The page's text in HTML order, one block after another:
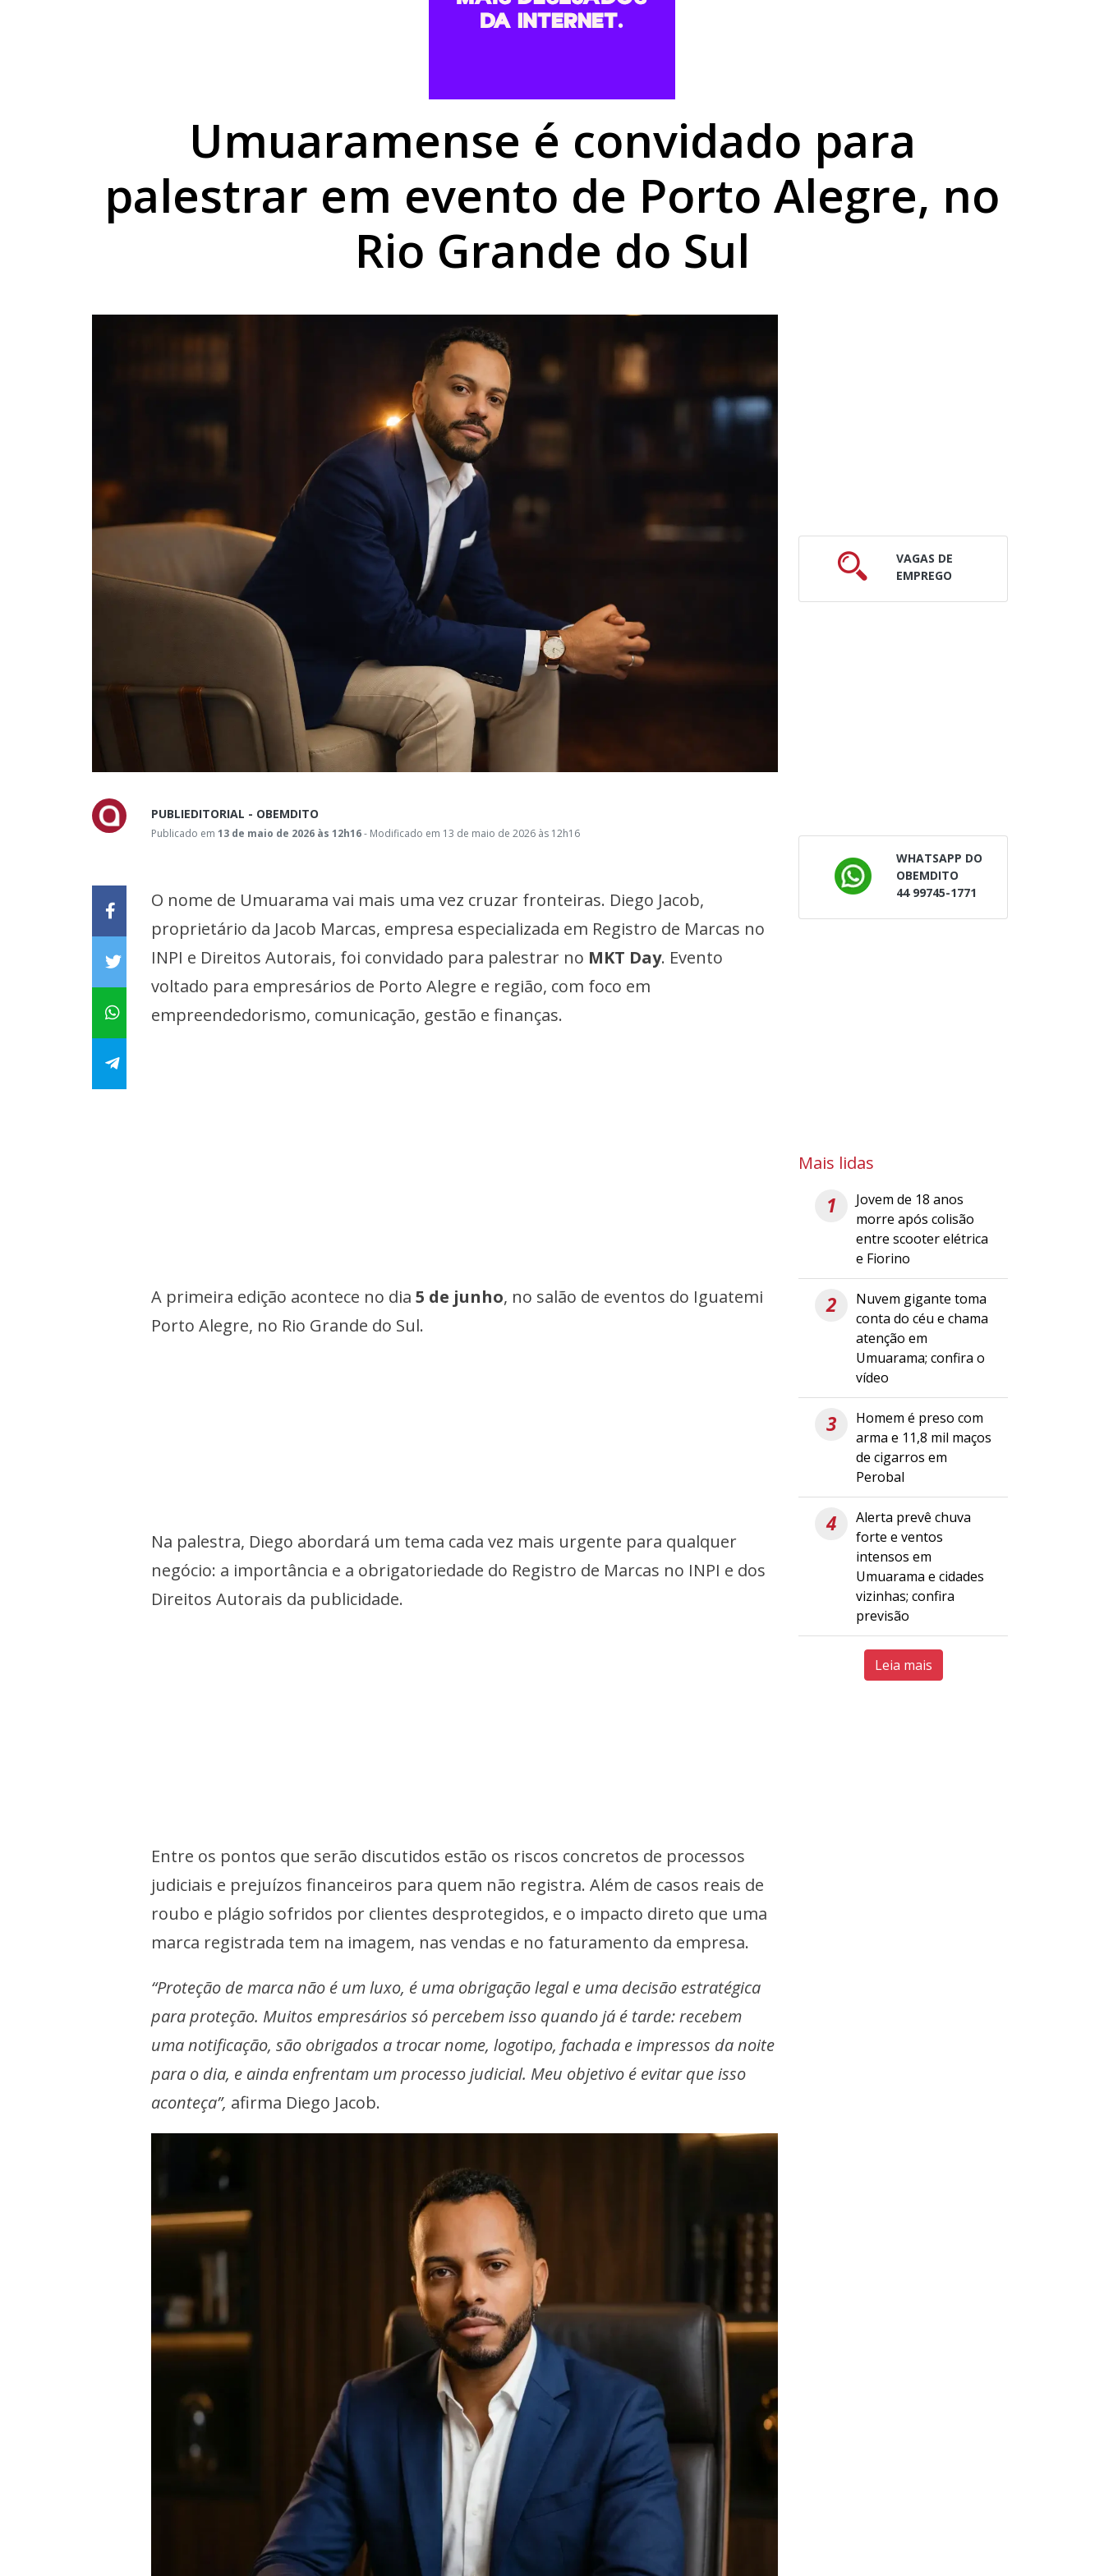
Projeto do TechnoPark garante reconhecimento estadual a Umuarama
Umuaramense é convidado para
palestrar em evento de Porto Alegre, no
Rio Grande do Sul
PUBLIEDITORIAL - OBEMDITO
Publicado em13 de maio de 2026 às 12h16- Modificado em 13 de maio de 2026 às 12h16
O nome de Umuarama vai mais uma vez cruzar fronteiras. Diego Jacob,
proprietário da Jacob Marcas, empresa especializada em Registro de Marcas no
INPI e Direitos Autorais, foi convidado para palestrar no MKT Day. Evento
voltado para empresários de Porto Alegre e região, com foco em
empreendedorismo, comunicação, gestão e finanças.
A primeira edição acontece no dia5 de junho, no salão de eventos do Iguatemi
Porto Alegre, no Rio Grande do Sul.
Na palestra, Diego abordará um tema cada vez mais urgente para qualquer
negócio: a importância e a obrigatoriedade do Registro de Marcas no INPI e dos
Direitos Autorais da publicidade.
Entre os pontos que serão discutidos estão os riscos concretos de processos
judiciais e prejuízos financeiros para quem não registra. Além de casos reais de
roubo e plágio sofridos por clientes desprotegidos, e o impacto direto que uma
marca registrada tem na imagem, nas vendas e no faturamento da empresa.
“Proteção de marca não é um luxo, é uma obrigação legal e uma decisão estratégica
para proteção. Muitos empresários só percebem isso quando já é tarde: recebem
uma notificação, são obrigados a trocar nome, logotipo, fachada e impressos da noite
para o dia, e ainda enfrentam um processo judicial. Meu objetivo é evitar que isso
aconteça”, afirma Diego Jacob.
VAGAS DE
EMPREGO
WHATSAPP DO
OBEMDITO
44 99745-1771
Mais lidas
1
Jovem de 18 anos
morre após colisão
entre scooter elétrica
e Fiorino
2
Nuvem gigante toma
conta do céu e chama
atenção em
Umuarama; confira o
vídeo
3
Homem é preso com
arma e 11,8 mil maços
de cigarros em
Perobal
4
Alerta prevê chuva
forte e ventos
intensos em
Umuarama e cidades
vizinhas; confira
previsão
Leia mais